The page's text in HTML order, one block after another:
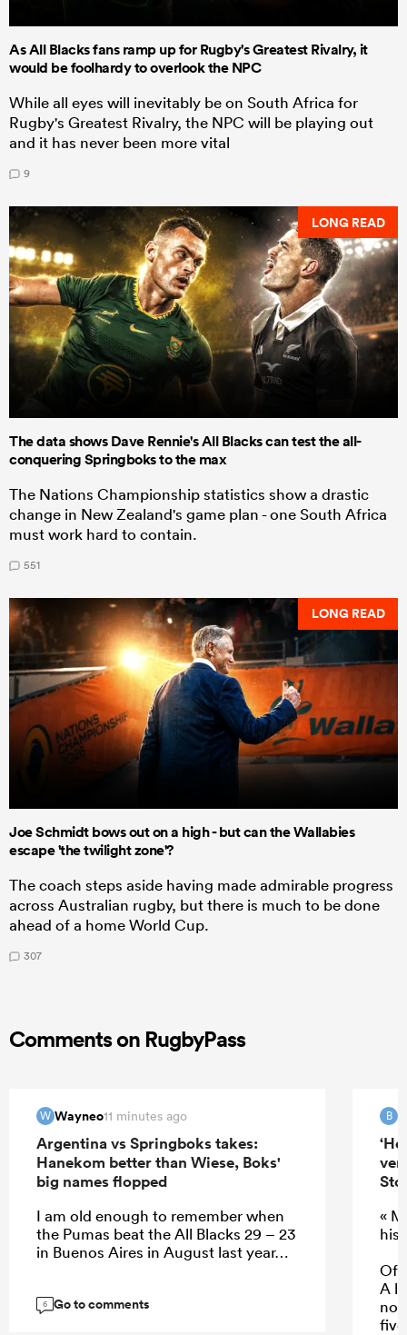
As All Blacks fans ramp up for Rugby's Greatest Rivalry, it
would be foolhardy to overlook the NPC
While all eyes will inevitably be on South Africa for
Rugby's Greatest Rivalry, the NPC will be playing out
and it has never been more vital
9
LONG READ
The data shows Dave Rennie's All Blacks can test the all-
conquering Springboks to the max
The Nations Championship statistics show a drastic
change in New Zealand's game plan - one South Africa
must work hard to contain.
551
LONG READ
Joe Schmidt bows out on a high - but can the Wallabies
escape 'the twilight zone'?
The coach steps aside having made admirable progress
across Australian rugby, but there is much to be done
ahead of a home World Cup.
307
Comments on RugbyPass
W Wayneo11 minutes ago
Argentina vs Springboks takes:
Hanekom better than Wiese, Boks'
big names flopped
I am old enough to remember when
the Pumas beat the All Blacks 29 – 23
in Buenos Aires in August last year…
6 Go to comments
B
«
his
Of
A
not